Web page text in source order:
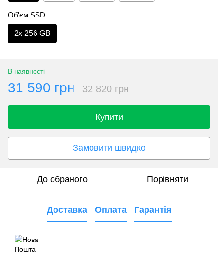
Об'єм SSD
2х 256 GB
В наявності
31 590 грн 32 820 грн
Купити
Замовити швидко
До обраного Порівняти
Доставка Оплата Гарантія